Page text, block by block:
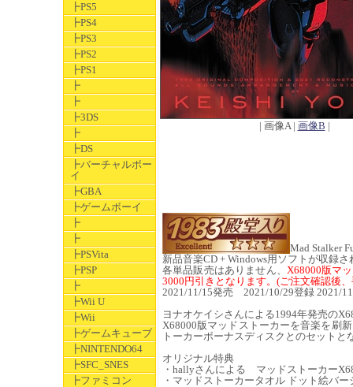
┣PS5
┣PS4
┣PS3
┣PS2
┣PS1
┣
┣
┣3DS
┣
┣DS
┣バーチャルボー
イ
┣GBA
┣ゲームボーイ
┣
┣
┣PSVita
┣PSP
┣
┣Wii U
┣Wii
┣ゲームキューブ
┣NINTENDO64
┣SFC_SNES
┣ファミコン
| 画像A | 画像B |
Mad Stalker
新品音楽CD + Windows用ソフトが収録
各単品販売はありません、 X68000版マ
3000円引きとなります。(ご注文確認後
2021/11/15発売 2021/10/29登録 2021/
ヨナオケイシさんによる1994年発売の
X68000版マッドストーカーを音楽を刷
トーカーボーナスディスクとのセットと
オリジナル特典
・hallyさんによる マッドストーカー
・マッドストーカータオル ドット絵バー